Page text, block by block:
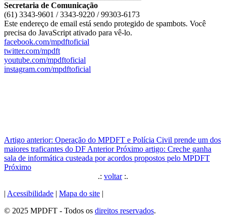
Secretaria de Comunicação
(61) 3343-9601 / 3343-9220 / 99303-6173
Este endereço de email está sendo protegido de spambots. Você
precisa do JavaScript ativado para vê-lo.
facebook.com/mpdftoficial
twitter.com/mpdft
youtube.com/mpdftoficial
instagram.com/mpdftoficial
Artigo anterior: Operação do MPDFT e Polícia Civil prende um dos
maiores traficantes do DF Anterior Próximo artigo: Creche ganha
sala de informática custeada por acordos propostos pelo MPDFT
Próximo
.: voltar:.
| Acessibilidade | Mapa do site |
© 2025 MPDFT - Todos os direitos reservados.